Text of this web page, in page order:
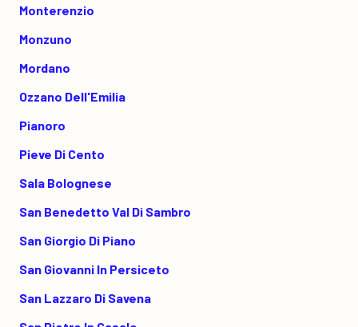
Monterenzio
Monzuno
Mordano
Ozzano Dell'Emilia
Pianoro
Pieve Di Cento
Sala Bolognese
San Benedetto Val Di Sambro
San Giorgio Di Piano
San Giovanni In Persiceto
San Lazzaro Di Savena